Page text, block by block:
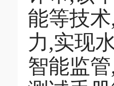
能等技
力,实现
智能监